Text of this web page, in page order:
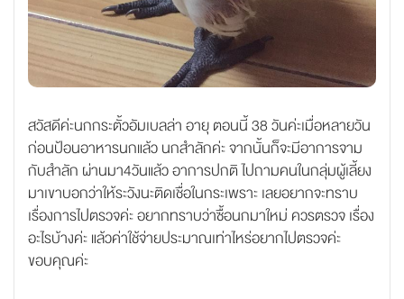
สวัสดีค่ะนกกระตั้วอัมเบลล่า อายุ ตอนนี้ 38 วันค่ะเมื่อหลายวัน
ก่อนป้อนอาหารนกแล้ว นกสำลักค่ะ จากนั้นก็จะมีอาการจาม
กับสำลัก ผ่านมา4วันแล้ว อาการปกติ ไปถามคนในกลุ่มผู้เลี้ยง
มาเขาบอกว่าให้ระวังนะติดเชื่อในกระเพราะ เลยอยากจะทราบ
เรื่องการไปตรวจค่ะ อยากทราบว่าซื้อนกมาใหม่ ควรตรวจ เรื่อง
อะไรบ้างค่ะ แล้วค่าใช้จ่ายประมาณเท่าไหร่อยากไปตรวจค่ะ
ขอบคุณค่ะ